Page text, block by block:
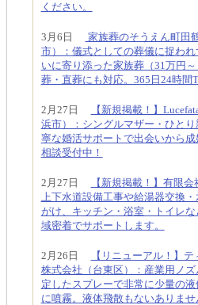
ください。
3月6日
家族葬のそうえん町田
市）：儀式としての葬儀に捉わ
いに寄り添った家族葬（31万円
葬・直葬にも対応。365日24時間
2月27日
【新規掲載！】
浜市）：シングルマザー・ひと
寧な婚活サポートで出会いから
相談受付中！
2月27日
【新規掲載！】有限
上下水道設備工事や給湯器交換
がけ、キッチン・浴室・トイレ
域密着でサポートします。
2月26日
【リニューアル！】
株式会社（台東区）：産業用ノ
定したスプレーで非常に少量の
に噴霧。液体飛散もないありませ